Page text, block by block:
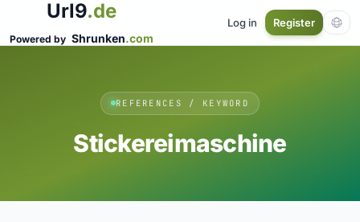
Url9.de
Powered by Shrunken.com
Log in Register
REFERENCES / KEYWORD
Stickereimaschine